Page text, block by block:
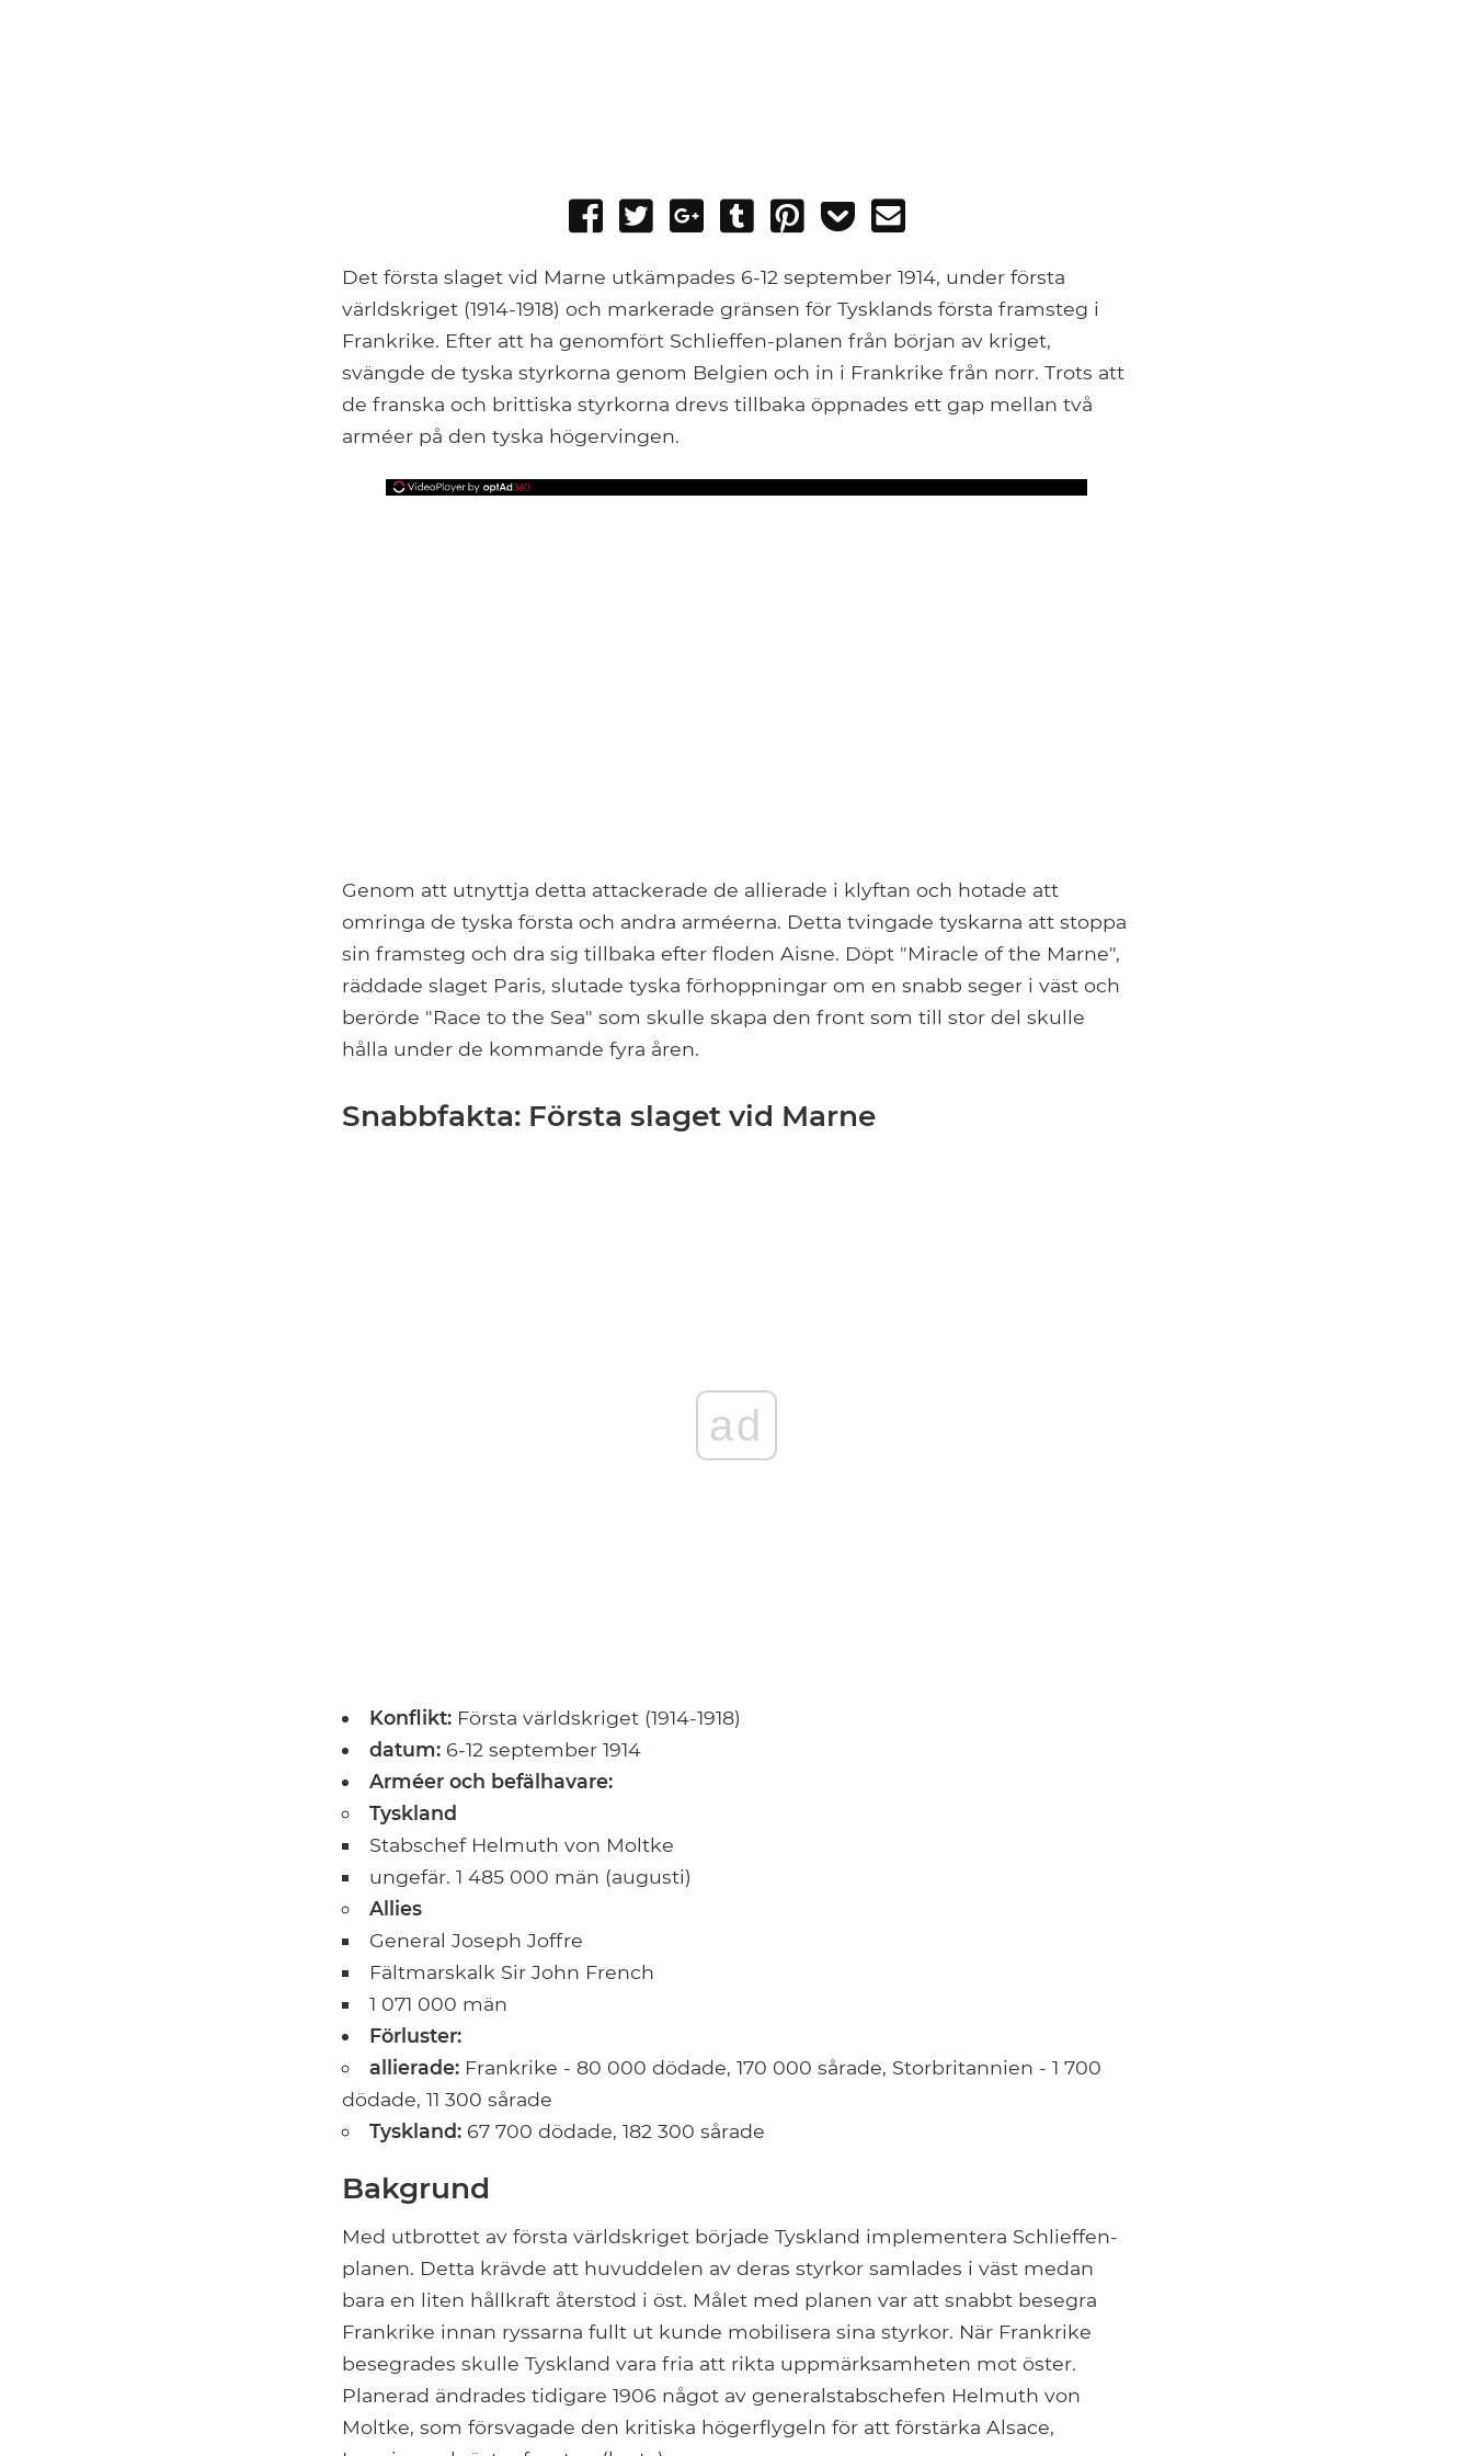
Share
Facebook
Tweet
Share
Google+
Post
Tumblr
Pin
Add
Pocket
Det första slaget vid Marne utkämpades 6-12 september 1914, under första
världskriget (1914-1918) och markerade gränsen för Tysklands första framsteg i
Frankrike. Efter att ha genomfört Schlieffen-planen från början av kriget,
svängde de tyska styrkorna genom Belgien och in i Frankrike från norr. Trots att
de franska och brittiska styrkorna drevs tillbaka öppnades ett gap mellan två
arméer på den tyska högervingen.
Genom att utnyttja detta attackerade de allierade i klyftan och hotade att
omringa de tyska första och andra arméerna. Detta tvingade tyskarna att stoppa
sin framsteg och dra sig tillbaka efter floden Aisne. Döpt "Miracle of the Marne",
räddade slaget Paris, slutade tyska förhoppningar om en snabb seger i väst och
berörde "Race to the Sea" som skulle skapa den front som till stor del skulle
hålla under de kommande fyra åren.
Snabbfakta: Första slaget vid Marne
ad
Konflikt: Första världskriget (1914-1918)
datum: 6-12 september 1914
Arméer och befälhavare:
Tyskland
Stabschef Helmuth von Moltke
ungefär. 1 485 000 män (augusti)
Allies
General Joseph Joffre
Fältmarskalk Sir John French
1 071 000 män
Förluster:
allierade:Frankrike - 80 000 dödade, 170 000 sårade, Storbritannien - 1 700
dödade, 11 300 sårade
Tyskland: 67 700 dödade, 182 300 sårade
Bakgrund
Med utbrottet av första världskriget började Tyskland implementera Schlieffen-
planen. Detta krävde att huvuddelen av deras styrkor samlades i väst medan
bara en liten hållkraft återstod i öst. Målet med planen var att snabbt besegra
Frankrike innan ryssarna fullt ut kunde mobilisera sina styrkor. När Frankrike
besegrades skulle Tyskland vara fria att rikta uppmärksamheten mot öster.
Planerad ändrades tidigare 1906 något av generalstabschefen Helmuth von
Moltke, som försvagade den kritiska högerflygeln för att förstärka Alsace,